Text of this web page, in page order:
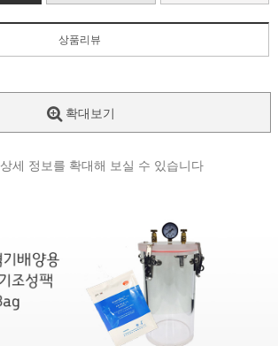
상품리뷰
확대보기
상세 정보를 확대해 보실 수 있습니다